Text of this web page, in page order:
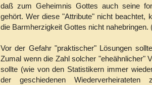
daß zum Geheimnis Gottes auch seine
gehört. Wer diese "Attribute" nicht beachtet,
die Barmherzigkeit Gottes nicht nahebringen.
Vor der Gefahr "praktischer" Lösungen
Zumal wenn die Zahl solcher "eheähnlicher"
sollte (wie von den Statistikern immer
der geschiedenen